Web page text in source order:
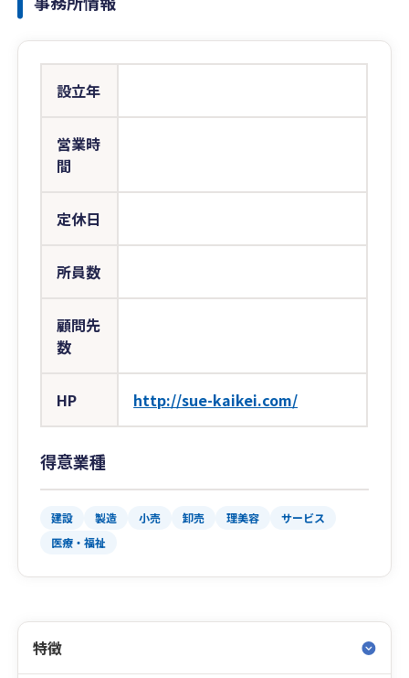
設立年
営業時
間
定休日
所員数
顧問先
数
HP http://sue-kaikei.com/
得意業種
建設 製造 小売 卸売 理美容
サービス
医療・福祉
特徴